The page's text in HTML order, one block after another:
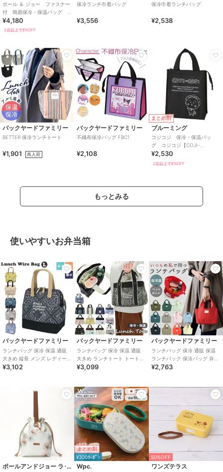
ポール ＆ ジョー ファスナー
付 簡易保冷・保温バッグ
ミモザとジプシー＆ヌネット
¥4,180
2点以上で8%OFF
保冷ランチ巾着バッグ
¥3,556
保冷巾着ランチバッグ
¥2,538
バックヤードファミリー
BETTER 保冷ランチトート
¥1,901 再入荷
バックヤードファミリー
不織布保冷バッグ FBC1
¥2,108
まとめ割
ブルーミング
コジコジ 保冷・保温バッ
グ コジコジ【COJI-
COJI（コジコジ）】
¥2,530
2点以上で8%OFF
もっとみる
使いやすいお弁当箱
バックヤードファミリー
ランチバッグ 保冷 保温 通販
大きめ 縦長 メンズ レディース
撥水 はっ水 ワイヤー がま口
¥3,102
バックヤードファミリー
ランチバッグ 保冷 保温 通販
大きめ ランチトート トートバ
ッグ 大容量 撥水 はっ水 巾着
¥3,099
バックヤードファミリー
ランチバッグ 保冷 通販 保温
ランチバック 保冷バッグ 弁当
お弁当 かわいい マチ広め トー
¥2,763
ポールアンドジョー ラ･パペトリー
まとめ割
¥300ｸｰﾎﾟﾝ
Wpc.
50%OFF
ワンズテラス